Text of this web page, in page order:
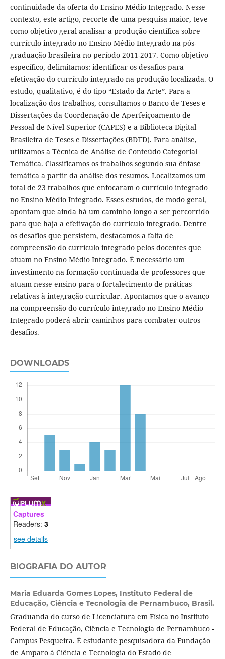
continuidade da oferta do Ensino Médio Integrado. Nesse
contexto, este artigo, recorte de uma pesquisa maior, teve
como objetivo geral analisar a produção científica sobre
currículo integrado no Ensino Médio Integrado na pós-
graduação brasileira no período 2011-2017. Como objetivo
específico, delimitamos: identificar os desafios para
efetivação do currículo integrado na produção localizada. O
estudo, qualitativo, é do tipo “Estado da Arte”. Para a
localização dos trabalhos, consultamos o Banco de Teses e
Dissertações da Coordenação de Aperfeiçoamento de
Pessoal de Nível Superior (CAPES) e a Biblioteca Digital
Brasileira de Teses e Dissertações (BDTD). Para análise,
utilizamos a Técnica de Análise de Conteúdo Categorial
Temática. Classificamos os trabalhos segundo sua ênfase
temática a partir da análise dos resumos. Localizamos um
total de 23 trabalhos que enfocaram o currículo integrado
no Ensino Médio Integrado. Esses estudos, de modo geral,
apontam que ainda há um caminho longo a ser percorrido
para que haja a efetivação do currículo integrado. Dentre
os desafios que persistem, destacamos a falta de
compreensão do currículo integrado pelos docentes que
atuam no Ensino Médio Integrado. É necessário um
investimento na formação continuada de professores que
atuam nesse ensino para o fortalecimento de práticas
relativas à integração curricular. Apontamos que o avanço
na compreensão do currículo integrado no Ensino Médio
Integrado poderá abrir caminhos para combater outros
desafios.
DOWNLOADS
Captures
Readers: 3
see details
BIOGRAFIA DO AUTOR
Maria Eduarda Gomes Lopes, Instituto Federal de
Educação, Ciência e Tecnologia de Pernambuco, Brasil.
Graduanda do curso de Licenciatura em Física no Instituto
Federal de Educação, Ciência e Tecnologia de Pernambuco -
Campus Pesqueira. É estudante pesquisadora da Fundação
de Amparo à Ciência e Tecnologia do Estado de